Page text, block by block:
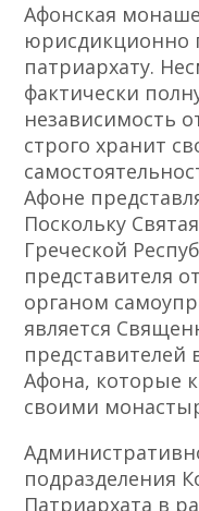
Афонская
юрисдикционно
патриархату.
фактически
независимость
строго хранит
Афоне
Поскольку
Греческой
представителя
органом
является
представителей
Афона, которые
своими
подразделения
Патриархата в